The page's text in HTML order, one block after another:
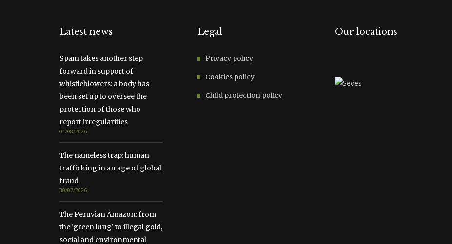
Latest news
Spain takes another step
forward in support of
whistleblowers: a body has
been set up to oversee the
protection of those who
report irregularities
01/08/2026
The nameless trap: human
trafficking in an age of global
fraud
30/07/2026
The Peruvian Amazon: from
the ‘green lung’ to illegal gold,
social and environmental
Legal
Privacy policy
Cookies policy
Child protection policy
Our locations